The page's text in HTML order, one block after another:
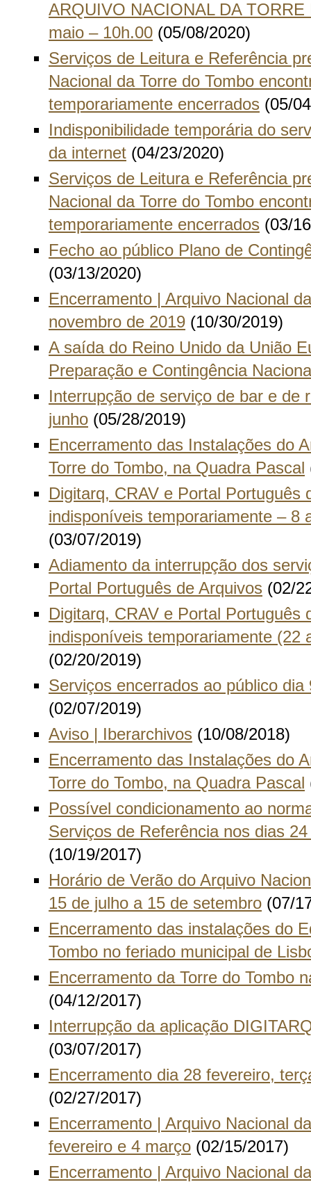
ARQUIVO NACIONAL DA
maio – 10h.00 (05/08/2020)
Serviços de Leitura e Referência
Nacional da Torre do Tombo
temporariamente encerrados (05/
Indisponibilidade temporária do
da internet (04/23/2020)
Serviços de Leitura e Referência
Nacional da Torre do Tombo
temporariamente encerrados (03/
Fecho ao público Plano de
(03/13/2020)
Encerramento | Arquivo Nacional
novembro de 2019 (10/30/2019)
A saída do Reino Unido da União
Preparação e Contingência
Interrupção de serviço de bar e de
junho (05/28/2019)
Encerramento das Instalações do
Torre do Tombo, na Quadra Pascal
Digitarq, CRAV e Portal Português
indisponíveis temporariamente – 8
(03/07/2019)
Adiamento da interrupção dos
Portal Português de Arquivos (02/
Digitarq, CRAV e Portal Português
indisponíveis temporariamente (22
(02/20/2019)
Serviços encerrados ao público
(02/07/2019)
Aviso | Iberarchivos (10/08/2018)
Encerramento das Instalações do
Torre do Tombo, na Quadra Pascal
Possível condicionamento ao
Serviços de Referência nos dias
(10/19/2017)
Horário de Verão do Arquivo
15 de julho a 15 de setembro (07/
Encerramento das instalações do
Tombo no feriado municipal de
Encerramento da Torre do Tombo
(04/12/2017)
Interrupção da aplicação
(03/07/2017)
Encerramento dia 28 fevereiro,
(02/27/2017)
Encerramento | Arquivo Nacional
fevereiro e 4 março (02/15/2017)
Encerramento | Arquivo Nacional